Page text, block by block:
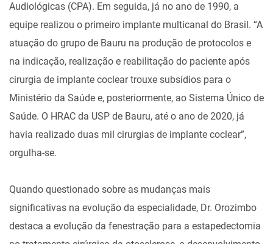
Audiológicas (CPA). Em seguida, já no ano de 1990, a
equipe realizou o primeiro implante multicanal do Brasil. “A
atuação do grupo de Bauru na produção de protocolos e
na indicação, realização e reabilitação do paciente após
cirurgia de implante coclear trouxe subsídios para o
Ministério da Saúde e, posteriormente, ao Sistema Único de
Saúde. O HRAC da USP de Bauru, até o ano de 2020, já
havia realizado duas mil cirurgias de implante coclear”,
orgulha-se.
Quando questionado sobre as mudanças mais
significativas na evolução da especialidade, Dr. Orozimbo
destaca a evolução da fenestração para a estapedectomia